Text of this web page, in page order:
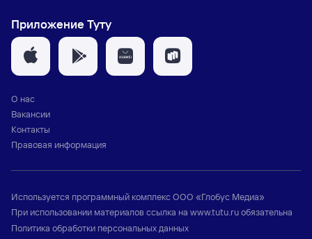
Приложение Туту
О нас
Вакансии
Контакты
Правовая информация
Используется программный комплексООО «Глобус Медиа»
При использовании материалов ссылка на www.tutu.ruобязательна
Политика обработки персональных данных